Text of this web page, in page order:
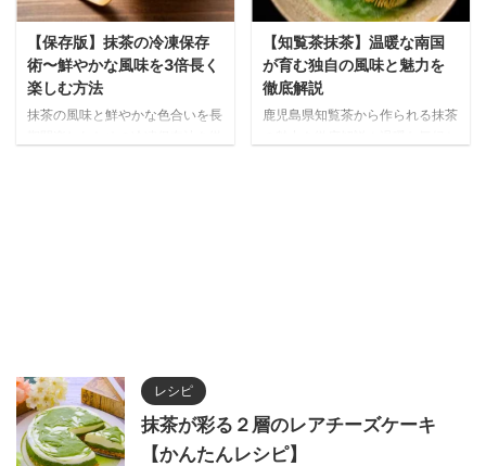
【保存版】抹茶の冷凍保存
術〜鮮やかな風味を3倍長く
楽しむ方法
抹茶の風味と鮮やかな色合いを長
【知覧茶抹茶】温暖な南国
が育む独自の風味と魅力を
徹底解説
鹿児島県知覧茶から作られる抹茶
レシピ
抹茶が彩る２層のレアチーズケーキ
【かんたんレシピ】